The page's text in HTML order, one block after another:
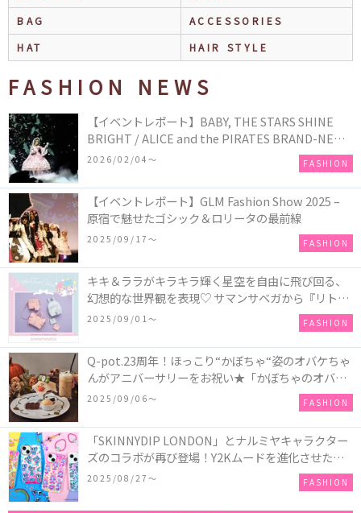
BAG
ACCESSORIES
HAT
HAIR STYLE
FASHION NEWS
【イベントレポート】BABY, THE STARS SHINE
BRIGHT / ALICE and the PIRATES BRAND-NEW
COLLECTION in TOKYO
2026/02/04〜 FASHION
【イベントレポート】GLM Fashion Show 2025 –
原宿で魅せたゴシック＆ロリータの最前線
2025/09/17〜 FASHION
キキ＆ララがキラキラ輝く星空を自由に飛び回る、
幻想的な世界観を表現♡ サマンサベガから『リトル
ツインスターズ』50周年アニバーサリーイヤー』を
2025/09/01〜 FASHION
Q-pot.23周年！ほっこり“かぼちゃ“姿のオバケちゃ
んがアニバーサリーをお祝い★「かぼちゃのオバケ
ーキアクセサリー」が新発売！Q-pot CAFE.では
「かぼちゃのオバケーキプレート」も登場
2025/09/06〜 FASHION
「SKINNYDIP LONDON」とナルミヤキャラクター
ズのコラボが再び登場！Y2Kムードを進化させた新
作コレクションを発売♪
2025/08/27〜 FASHION